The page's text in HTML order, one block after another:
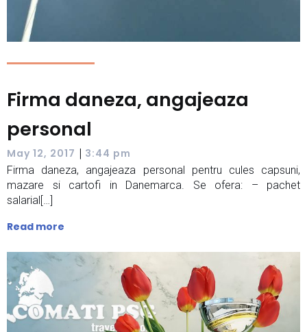
Firma daneza, angajeaza
personal
May 12, 2017 | 3:44 pm
Firma daneza, angajeaza personal pentru cules capsuni,
mazare si cartofi in Danemarca. Se ofera: – pachet
salarial[…]
Read more